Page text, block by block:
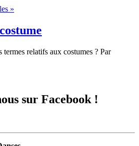
»
termes relatifs aux costumes ? Par
sur Facebook !